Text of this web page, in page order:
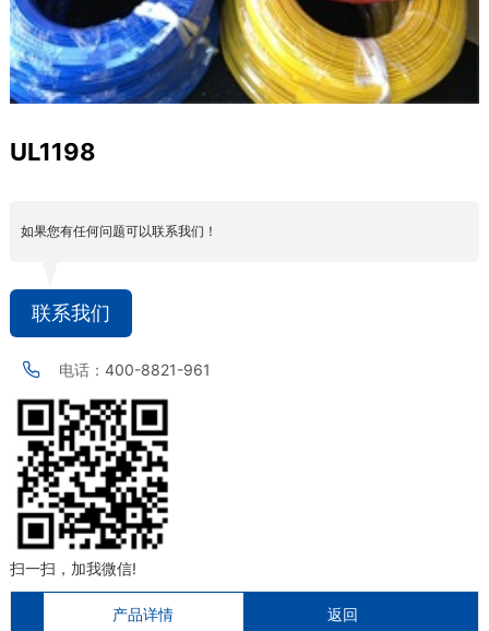
UL1198
如果您有任何问题可以联系我们！
联系我们
电话： 400-8821-961
扫一扫，加我微信!
产品详情 返回